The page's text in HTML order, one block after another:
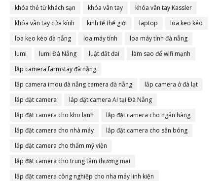
khóa thẻ từ khách sạn
khóa vân tay
khóa vân tay Kassler
khóa vân tay cửa kính
kinh tế thế giới laptop
loa kẹo kéo
loa kẹo kéo đà nẵng
loa máy tính
loa máy tính đà nẵng
lumi
lumi Đà Nẵng luật đất đai
làm sao để wifi mạnh
lắp camera farmstay đà nẵng
lắp camera imou đà nẵng camera đà nẵng
lắp camera ở đà lạt
lắp đặt camera
lắp đặt camera AI tại Đà Nẵng
lắp đặt camera cho kho lạnh
lắp đặt camera cho ngân hàng
lắp đặt camera cho nhà máy
lắp đặt camera cho sân bóng
lắp đặt camera cho thẩm mỹ viện
lắp đặt camera cho trung tâm thương mại
lắp đặt camera công nghiệp cho nha máy linh kiện